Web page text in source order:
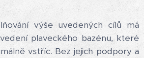
výše uvedených cílů má
plaveckého bazénu, které
vstříc. Bez jejich podpory a